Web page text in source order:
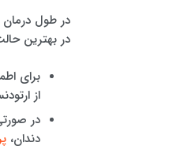
در طول
در بهترین
برای
از
در
دندان،